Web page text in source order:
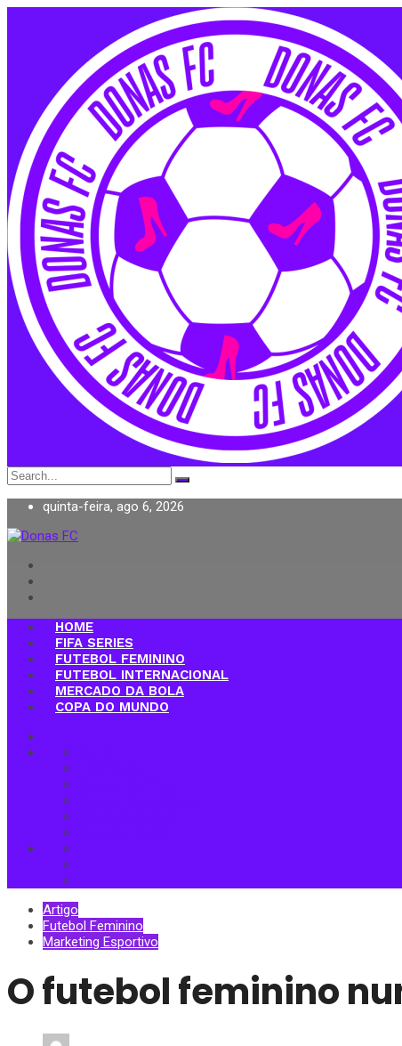
Search
for:
quinta-feira, ago 6, 2026
Donas FC
HOME
FIFA SERIES
FUTEBOL FEMININO
FUTEBOL INTERNACIONAL
MERCADO DA BOLA
COPA DO MUNDO
Artigo
Futebol Feminino
Marketing Esportivo
O futebol feminino